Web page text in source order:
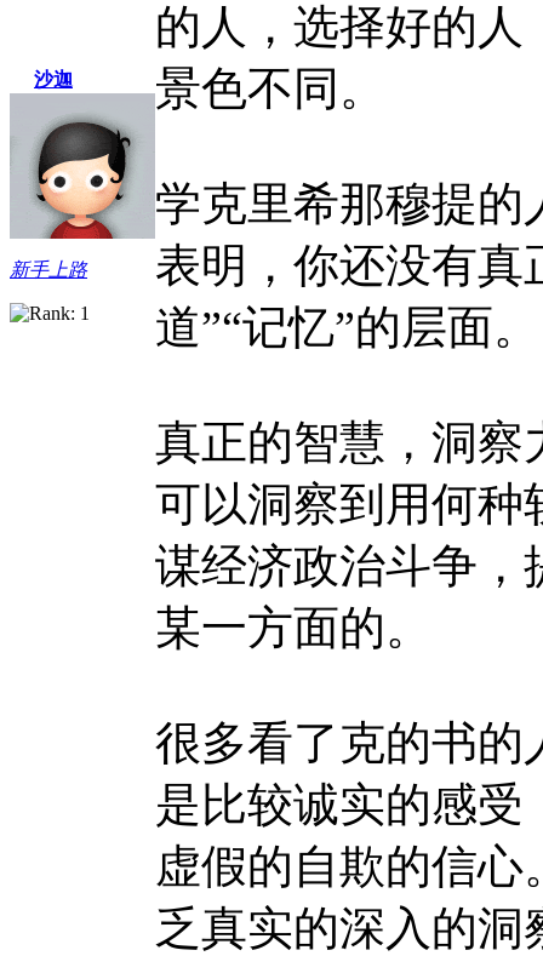
沙迦
新手上路
的人，选择好的
景色不同。
学克里希那穆提的
表明，你还没有真
道”“记忆”的层面。
真正的智慧，洞察
可以洞察到用何种
谋经济政治斗争，
某一方面的。
很多看了克的书的
是比较诚实的感
虚假的自欺的信
乏真实的深入的